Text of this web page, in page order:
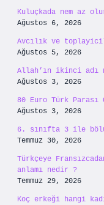
Kuluçkada nem az
Ağustos 6, 2026
Avcılık ve
Ağustos 5, 2026
Allah’ın ikinci adı
Ağustos 3, 2026
80 Euro Türk Parası
Ağustos 3, 2026
6. sınıfta 3 ile
Temmuz 30, 2026
Türkçeye
anlamı nedir ?
Temmuz 29, 2026
Koç erkeği hangi